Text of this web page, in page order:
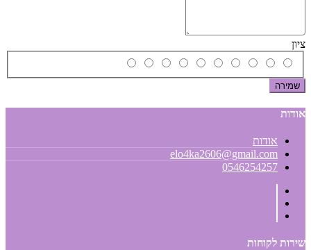
ציון
שמירה
אודות
אודות
elo4ka2606@gmail.com
0546254257
שירות לקוחות